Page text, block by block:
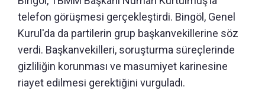
telefon görüşmesi gerçekleştirdi. Bingöl, Genel
Kurul'da da partilerin grup başkanvekillerine söz
verdi. Başkanvekilleri, soruşturma süreçlerinde
gizliliğin korunması ve masumiyet karinesine
riayet edilmesi gerektiğini vurguladı.